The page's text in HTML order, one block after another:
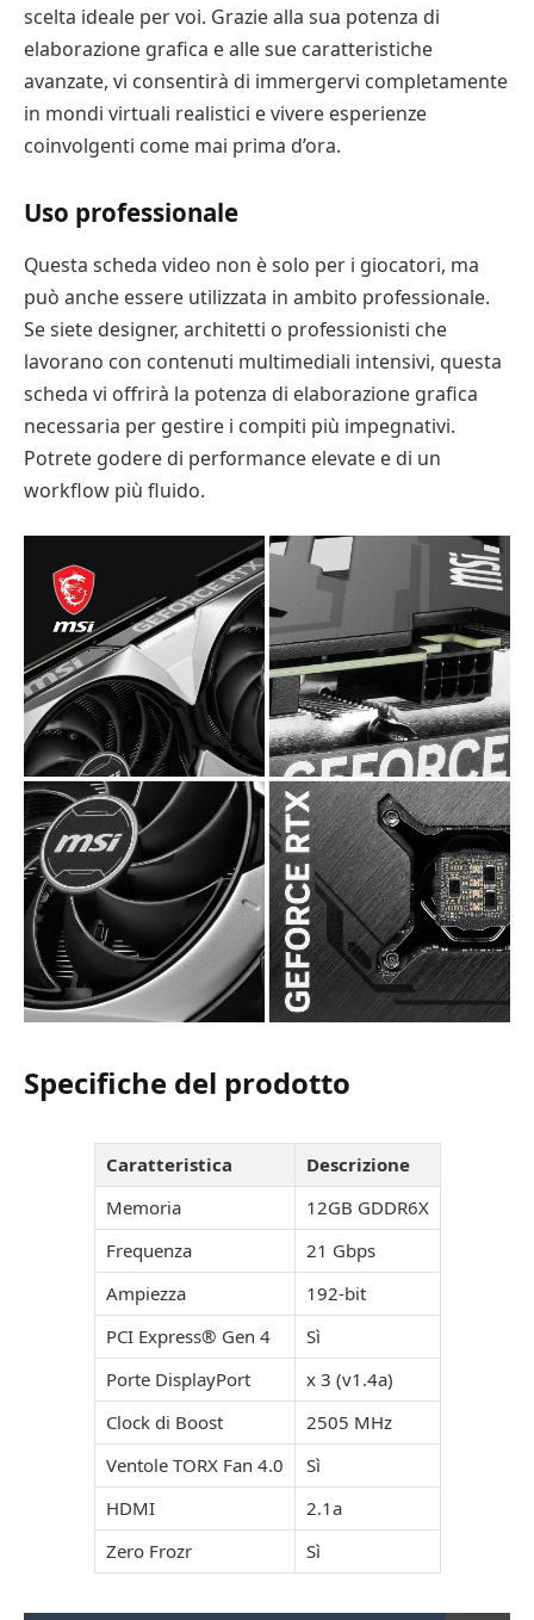
scelta ideale per voi. Grazie alla sua potenza di
elaborazione grafica e alle sue caratteristiche
avanzate, vi consentirà di immergervi completamente
in mondi virtuali realistici e vivere esperienze
coinvolgenti come mai prima d’ora.
Uso professionale
Questa scheda video non è solo per i giocatori, ma
può anche essere utilizzata in ambito professionale.
Se siete designer, architetti o professionisti che
lavorano con contenuti multimediali intensivi, questa
scheda vi offrirà la potenza di elaborazione grafica
necessaria per gestire i compiti più impegnativi.
Potrete godere di performance elevate e di un
workflow più fluido.
Specifiche del prodotto
Caratteristica
Descrizione
Memoria
12GB GDDR6X
Frequenza
21 Gbps
Ampiezza
192-bit
PCI Express® Gen 4
Sì
Porte DisplayPort
x 3 (v1.4a)
Clock di Boost
2505 MHz
Ventole TORX Fan 4.0
Sì
HDMI
2.1a
Zero Frozr
Sì